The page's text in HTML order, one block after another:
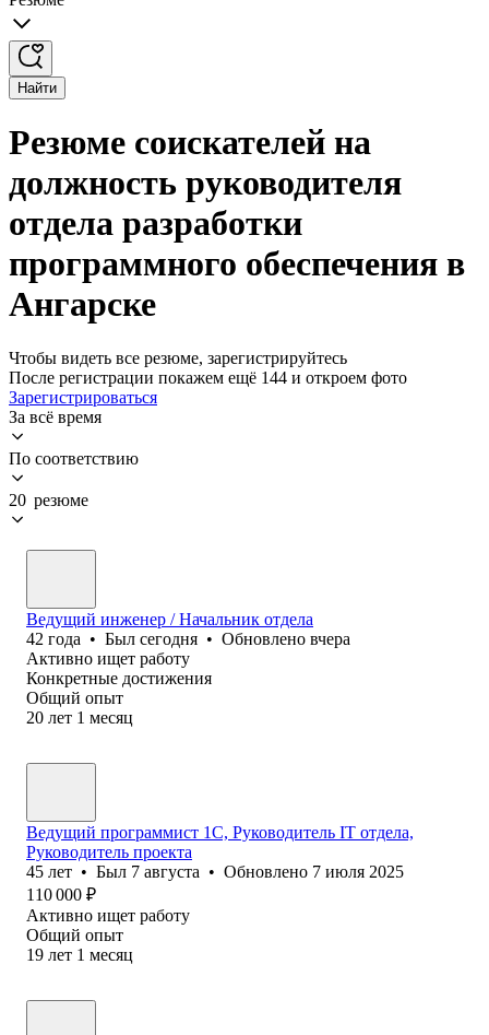
Найти
Резюме соискателей на
должность руководителя
отдела разработки
программного обеспечения в
Ангарске
Чтобы видеть все резюме, зарегистрируйтесь
После регистрации покажем ещё 144 и откроем фото
Зарегистрироваться
За всё время
По соответствию
20 резюме
Ведущий инженер / Начальник отдела
42 года • Был сегодня • Обновлено вчера
Активно ищет работу
Конкретные достижения
Общий опыт
20 лет 1 месяц
Ведущий программист 1С, Руководитель IT отдела,
Руководитель проекта
45 лет • Был 7 августа • Обновлено 7 июля 2025
110 000 ₽
Активно ищет работу
Общий опыт
19 лет 1 месяц